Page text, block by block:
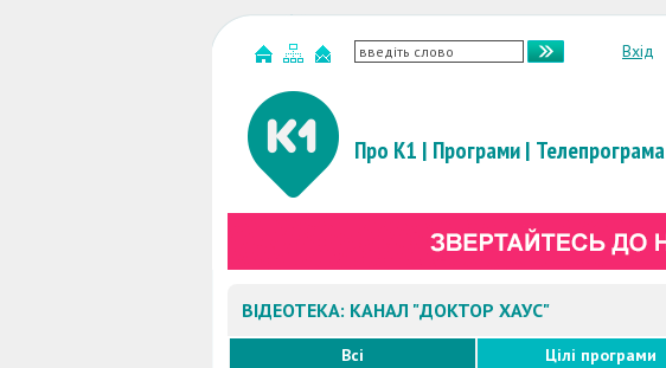
Вхід
Про К1 | Програми| Телепрограма
ВІДЕОТЕКА: КАНАЛ "ДОКТОР ХАУС"
Всі Цілі програми